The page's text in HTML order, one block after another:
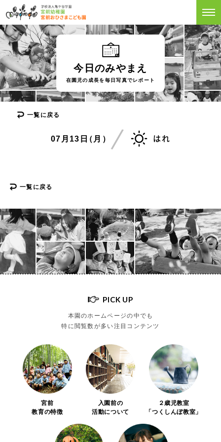
今日のみやまえ
在園児の成長を毎日写真でレポート
一覧に戻る
07月13 日（月） はれ
一覧に戻る
PICK UP
本園のホームページの中でも
特に閲覧数が多い注目コンテンツ
宮前
教育の特徴
入園前の
活動について
２歳児教室
「つくしんぼ教室」